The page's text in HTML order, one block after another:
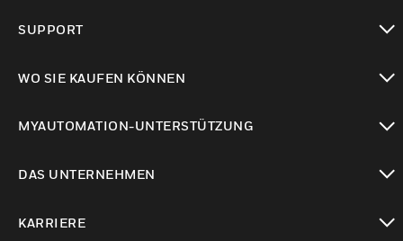
SUPPORT
WO SIE KAUFEN KÖNNEN
MYAUTOMATION-UNTERSTÜTZUNG
DAS UNTERNEHMEN
KARRIERE